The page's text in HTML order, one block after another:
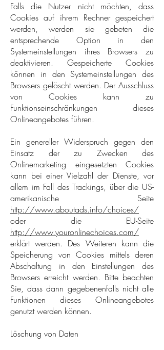
Falls die Nutzer nicht möchten, dass
Cookies auf ihrem Rechner gespeichert
werden, werden sie gebeten die
entsprechende Option in den
Systemeinstellungen ihres Browsers zu
deaktivieren. Gespeicherte Cookies
können in den Systemeinstellungen des
Browsers gelöscht werden. Der Ausschluss
von Cookies kann zu
Funktionseinschränkungen dieses
Onlineangebotes führen.
Ein genereller Widerspruch gegen den
Einsatz der zu Zwecken des
Onlinemarketing eingesetzten Cookies
kann bei einer Vielzahl der Dienste, vor
allem im Fall des Trackings, über die US-
amerikanische Seite
http://www.aboutads.info/choices/
oder die EU-Seite
http://www.youronlinechoices.com/
erklärt werden. Des Weiteren kann die
Speicherung von Cookies mittels deren
Abschaltung in den Einstellungen des
Browsers erreicht werden. Bitte beachten
Sie, dass dann gegebenenfalls nicht alle
Funktionen dieses Onlineangebotes
genutzt werden können.
Löschung von Daten